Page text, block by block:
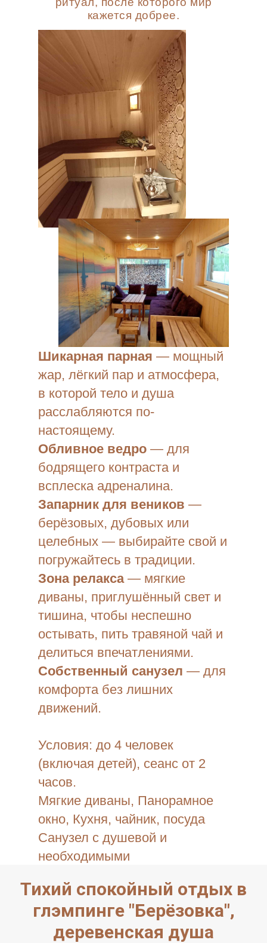
кажется добрее.
Шикарная парная — мощный
жар, лёгкий пар и атмосфера,
в которой тело и душа
расслабляются по-
настоящему.
Обливное ведро — для
бодрящего контраста и
всплеска адреналина.
Запарник для веников —
берёзовых, дубовых или
целебных — выбирайте свой и
погружайтесь в традиции.
Зона релакса— мягкие
диваны, приглушённый свет и
тишина, чтобы неспешно
остывать, пить травяной чай и
делиться впечатлениями.
Собственный санузел — для
комфорта без лишних
движений.
Условия: до 4 человек
(включая детей), сеанс от 2
часов.
Мягкие диваны, Панорамное
окно, Кухня, чайник, посуда
Санузел с душевой и
необходимыми
Веник, полотенца, простыни за
дополнительную оплату по
забросу.
Тихий спокойный отдых в
глэмпинге "Берёзовка",
деревенская душа